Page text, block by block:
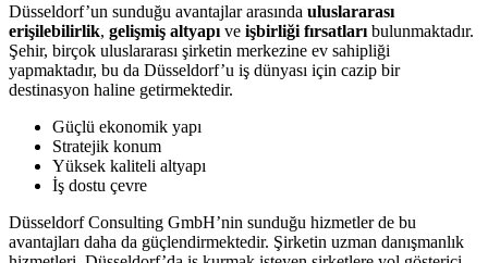
Düsseldorf’un sunduğu avantajlar arasında uluslararası
erişilebilirlik, gelişmiş altyapı ve işbirliği fırsatları bulunmaktadır.
Şehir, birçok uluslararası şirketin merkezine ev sahipliği
yapmaktadır, bu da Düsseldorf’u iş dünyası için cazip bir
destinasyon haline getirmektedir.
Güçlü ekonomik yapı
Stratejik konum
Yüksek kaliteli altyapı
İş dostu çevre
Düsseldorf Consulting GmbH’nin sunduğu hizmetler de bu
avantajları daha da güçlendirmektedir. Şirketin uzman danışmanlık